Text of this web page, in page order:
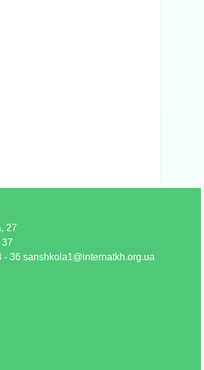
27
37
- 36 sanshkola1@internatkh.org.ua